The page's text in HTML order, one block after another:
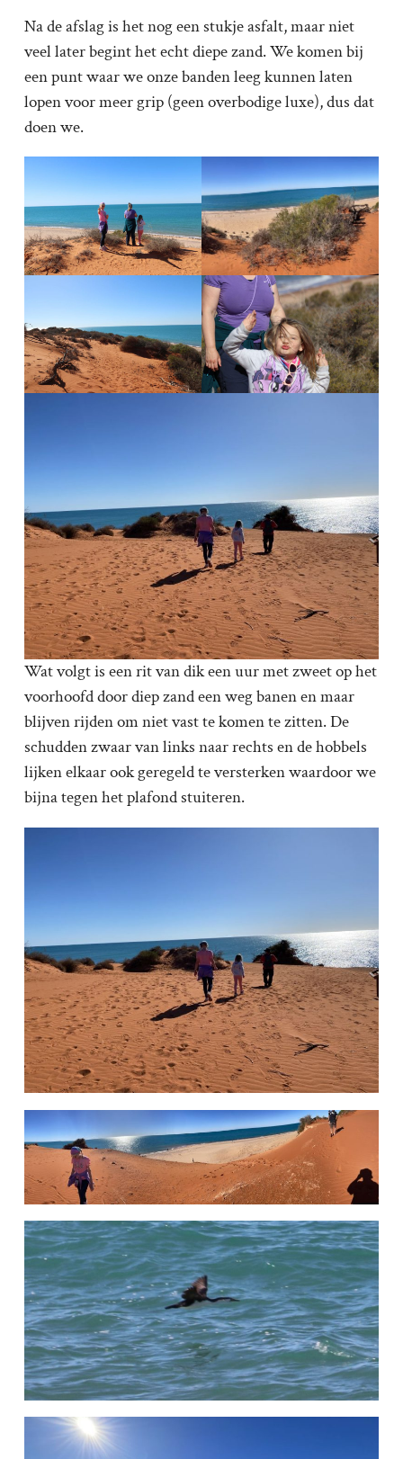
Na de afslag is het nog een stukje asfalt, maar niet
veel later begint het echt diepe zand. We komen bij
een punt waar we onze banden leeg kunnen laten
lopen voor meer grip (geen overbodige luxe), dus dat
doen we.
Wat volgt is een rit van dik een uur met zweet op het
voorhoofd door diep zand een weg banen en maar
blijven rijden om niet vast te komen te zitten. De
schudden zwaar van links naar rechts en de hobbels
lijken elkaar ook geregeld te versterken waardoor we
bijna tegen het plafond stuiteren.